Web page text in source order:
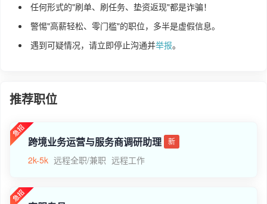
任何形式的"刷单、刷任务、垫资返现"都是诈骗！
警惕"高薪轻松、零门槛"的职位，多半是虚假信息。
遇到可疑情况，请立即停止沟通并举报。
推荐职位
跨境业务运营与服务商调研助理 新
2k-5k 远程全职/兼职 远程工作